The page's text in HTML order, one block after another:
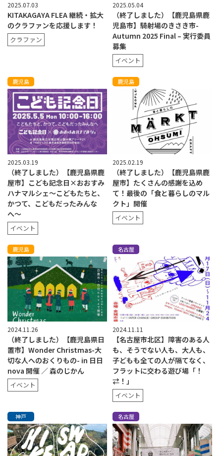
2025.07.03
KITAKAGAYA FLEA 継続・拡大
のクラファンを応援します！
クラファン
2025.05.04
（終了しました）【鹿児島県鹿
児島市】騎射場のきさき市-
Autumn 2025 Final – 実行委員
募集
イベント
鹿児島
2025.03.19
（終了しました）【鹿児島県鹿
屋市】こども記念日×おおすみ
ハナマルシェ〜こどもたちと、
かつて、こどもだったみんな
へ〜
イベント
鹿児島
2025.02.19
（終了しました）【鹿児島県鹿
屋市】たくさんの感謝を込め
て！最後の「食と暮らしのマル
クト」開催
イベント
鹿児島
2024.11.26
（終了しました）【鹿児島県日
置市】Wonder Christmas-大
切な人へのおくりもの- in 日日
nova 開催 ／ 森のじかん
イベント
名古屋
2024.11.11
【名古屋市北区】障害のある人
も、そうでない人も、大人も、
子どもも全ての人が隔てなく、
フラットに交わる遊び場「！
⇄！」
イベント
神戸 名古屋